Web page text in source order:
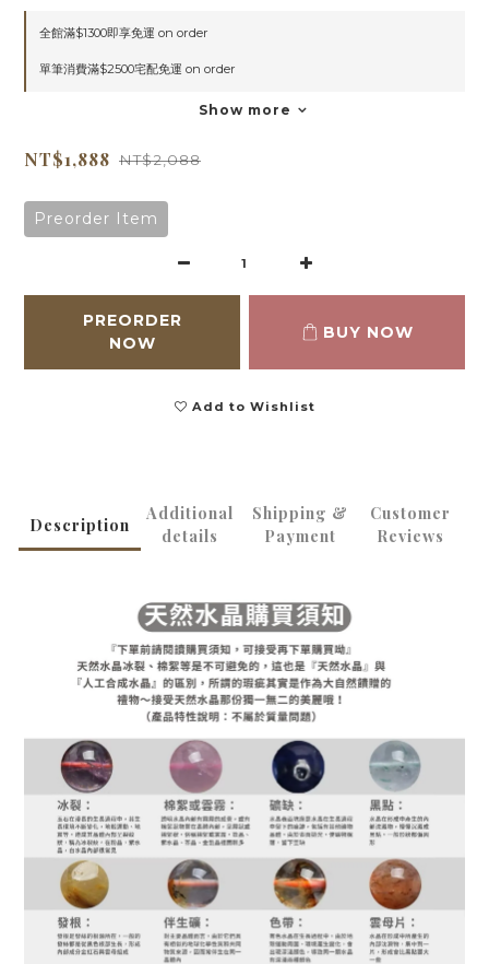
全館滿$1300即享免運 on order
單筆消費滿$2500宅配免運 on order
Show more
NT$1,888 NT$2,088
Preorder Item
PREORDER
NOW
BUY NOW
Add to Wishlist
Description
Additional
details
Shipping &
Payment
Customer
Reviews